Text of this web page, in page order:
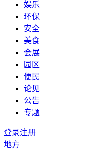
娱乐
环保
安全
美食
会展
园区
便民
论见
公告
专题
登录注册
地方